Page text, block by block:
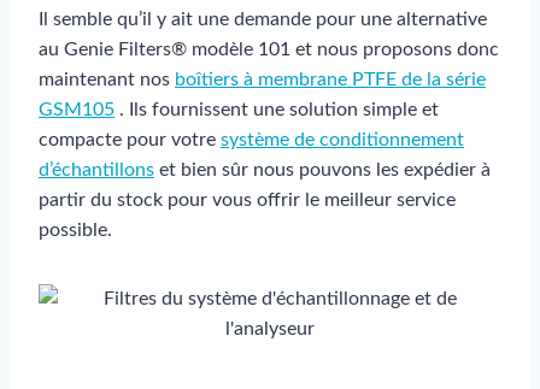
Il semble qu’il y ait une demande pour une alternative
au Genie Filters® modèle 101 et nous proposons donc
maintenant nos boîtiers à membrane PTFE de la série
GSM105 . Ils fournissent une solution simple et
compacte pour votre système de conditionnement
d’échantillons et bien sûr nous pouvons les expédier à
partir du stock pour vous offrir le meilleur service
possible.